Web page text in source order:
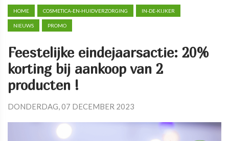
HOME COSMETICA-EN-HUIDVERZORGING IN-DE-KIJKER
NIEUWS PROMO
Feestelijke eindejaarsactie: 20%
korting bij aankoop van 2
producten !
DONDERDAG, 07 DECEMBER 2023